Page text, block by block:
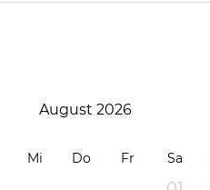
August 2026
Mi Do Fr Sa